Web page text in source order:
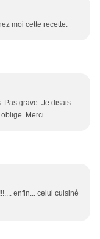
moi cette recette.
Pas grave. Je disais
Merci
enfin... celui cuisiné